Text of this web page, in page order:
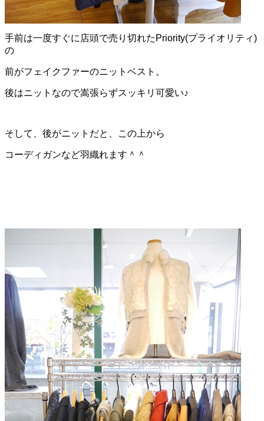
手前は一度すぐに店頭で売り切れたPriority(プライオリティ)
の
前がフェイクファーのニットベスト。
後はニットなので嵩張らずスッキリ可愛い♪
そして、後がニットだと、この上から
コーディガンなど羽織れます＾＾